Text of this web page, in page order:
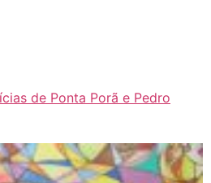
de Ponta Porã e Pedro